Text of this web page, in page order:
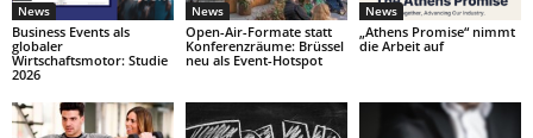
News
Business Events als
globaler
Wirtschaftsmotor: Studie
2026
News
Open-Air-Formate statt
Konferenzräume: Brüssel
neu als Event-Hotspot
News
„Athens Promise“ nimmt
die Arbeit auf